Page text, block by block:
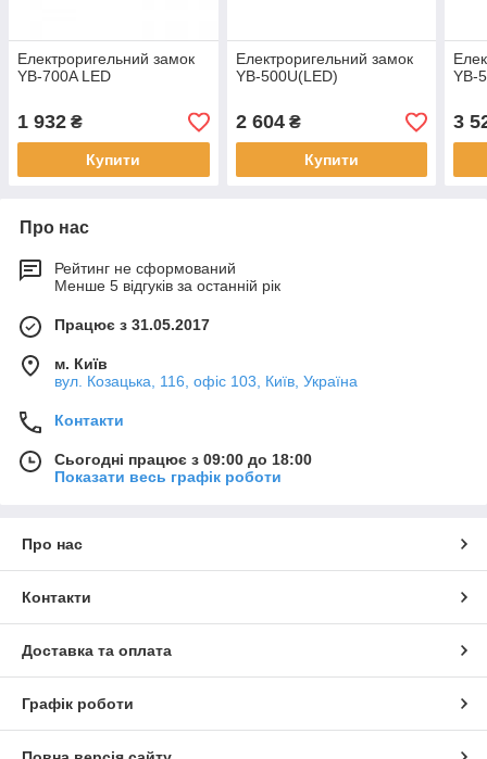
Електроригельний замок
YB-700A LED
1 932 ₴
Купити
Електроригельний замок
YB-500U(LED)
2 604₴
Купити
YB-
3
Про нас
Рейтинг не сформований
Менше 5 відгуків за останній рік
Працює з 31.05.2017
м. Київ
вул. Козацька, 116, офіс 103, Київ, Україна
Контакти
Сьогодні працює з 09:00 до 18:00
Показати весь графік роботи
Про нас
Контакти
Доставка та оплата
Графік роботи